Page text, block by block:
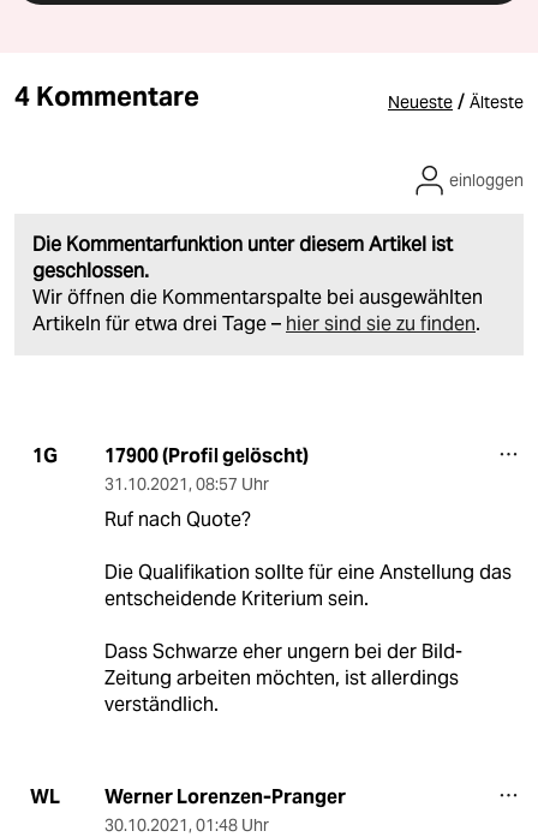
4 Kommentare Neueste / Älteste
Die Kommentarfunktion unter diesem Artikel ist
geschlossen.
Wir öffnen die Kommentarspalte bei ausgewählten
Artikeln für etwa drei Tage – hier sind sie zu finden.
einloggen
1G 17900 (Profil gelöscht)
31.10.2021, 08:57 Uhr
Ruf nach Quote?
Die Qualifikation sollte für eine Anstellung das
entscheidende Kriterium sein.
Dass Schwarze eher ungern bei der Bild-
Zeitung arbeiten möchten, ist allerdings
verständlich.
WL Werner Lorenzen-Pranger
30.10.2021, 01:48 Uhr